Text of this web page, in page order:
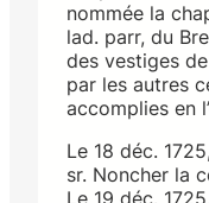
nommée la
lad. parr, du
des vestiges
par les autres
accomplies en
Le 18 déc.
sr. Noncher la
Le 19 déc.